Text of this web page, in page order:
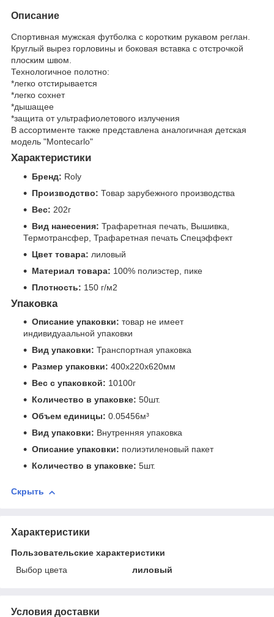
Описание
Спортивная мужская футболка с коротким рукавом реглан.
Круглый вырез горловины и боковая вставка с отстрочкой
плоским швом.
Технологичное полотно:
*легко отстирывается
*легко сохнет
*дышащее
*защита от ультрафиолетового излучения
В ассортименте также представлена аналогичная детская
модель "Montecarlo"
Характеристики
Бренд: Roly
Производство: Товар зарубежного производства
Вес: 202г
Вид нанесения: Трафаретная печать, Вышивка,
Термотрансфер, Трафаретная печать Спецэффект
Цвет товара: лиловый
Материал товара: 100% полиэстер, пике
Плотность: 150 г/м2
Упаковка
Описание упаковки: товар не имеет
индивидуаальной упаковки
Вид упаковки: Транспортная упаковка
Размер упаковки: 400x220x620мм
Вес с упаковкой: 10100г
Количество в упаковке: 50шт.
Объем единицы: 0.05456м³
Вид упаковки: Внутренняя упаковка
Описание упаковки: полиэтиленовый пакет
Количество в упаковке: 5шт.
Скрыть
Характеристики
Пользовательские характеристики
Выбор цвета
лиловый
Условия доставки